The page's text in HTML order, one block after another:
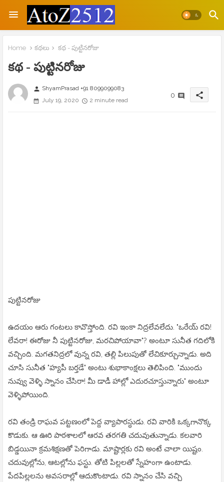
Home కథలు కథ - పుట్టినరోజు
కథ - పుట్టినరోజు
person ShyamPrasad +91 8099099083
July 19, 2020
2 minute read
0 share
పుట్టినరోజు
ఉదయం ఆరు గంటలు కావొస్తోంది. రవి ఇంకా నిద్రలేవలేదు. "ఒరేయ్ రవి!
లేవరా! ఈరోజు నీ పుట్టినరోజు, మరచిపోయావా"? అంటూ సునీత గదిలోకి
వచ్చింది. మగతనిద్రలో వున్న రవి, తల్లి పిలుపుతో లేచికూర్చున్నాడు. అది
చూసి సునీత "హ్యపీ బర్తడే" అంటు శుభాకాంక్షలు తెలిపింది. "ముందు
నువ్వు వెళ్ళి స్నానం చేసిరా! మీ డాడీ హాల్లో ఎదురచూస్తున్నారు" అంటూ
వెళ్ళిపోయింది.
రవి తండ్రి రాఘవ పట్టణంలో పెద్ద వ్యాపారస్ధుడు. రవి వారికి ఒక్కగానొక్క
కొడుకు. ఆ ఊరి పాఠశాలలో ఆరవ తరగతి చదువుతున్నాడు. కలవారి
బిడ్డయినా క్రమశిక్షణతో పెరిగాడు. మాష్టార్లకు రవి అంటే చాలా యిష్టం.
చదువుల్లోను, ఆటల్లోను ఫస్టు. తోటి పిల్లలతో స్నేహంగా ఉంటాడు.
పేదపిల్లలను అవసరాల్లో ఆదుకొంటాడు. రవి స్నానం చేసి వచ్చి